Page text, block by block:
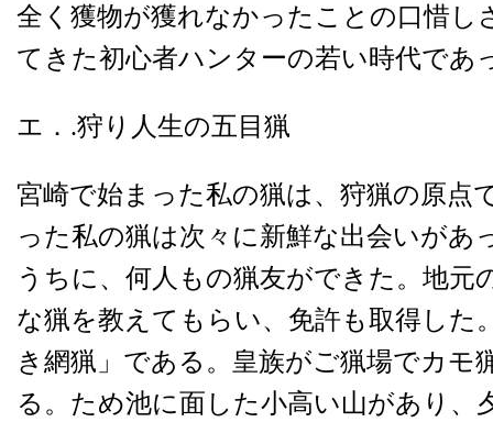
全く獲物が獲れなかったことの口惜し
てきた初心者ハンターの若い時代であ
エ．.狩り人生の五目猟
宮崎で始まった私の猟は、狩猟の原点
った私の猟は次々に新鮮な出会いがあ
うちに、何人もの猟友ができた。地元
な猟を教えてもらい、免許も取得した
き網猟」である。皇族がご猟場でカモ
る。ため池に面した小高い山があり、